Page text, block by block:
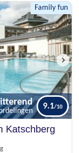
Family fun
9.1
Katschberg
9.1